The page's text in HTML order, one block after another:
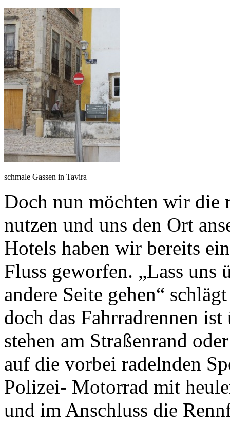
schmale Gassen in Tavira
Doch nun möchten wir die
nutzen und uns den Ort
Hotels haben wir bereits
Fluss geworfen. „Lass uns
andere Seite gehen“
doch das Fahrradrennen
stehen am Straßenrand
auf die vorbei radelnden
Polizei- Motorrad mit
und im Anschluss die